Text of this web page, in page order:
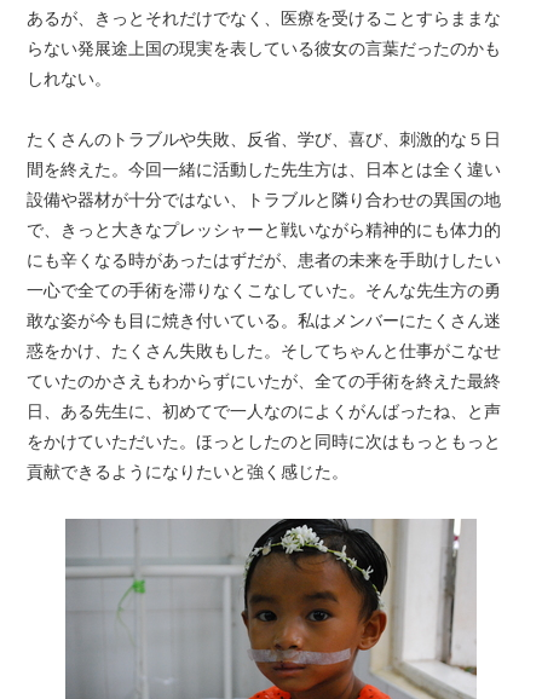
あるが、きっとそれだけでなく、医療を受けることすらままな
らない発展途上国の現実を表している彼女の言葉だったのかも
しれない。
たくさんのトラブルや失敗、反省、学び、喜び、刺激的な５日
間を終えた。今回一緒に活動した先生方は、日本とは全く違い
設備や器材が十分ではない、トラブルと隣り合わせの異国の地
で、きっと大きなプレッシャーと戦いながら精神的にも体力的
にも辛くなる時があったはずだが、患者の未来を手助けしたい
一心で全ての手術を滞りなくこなしていた。そんな先生方の勇
敢な姿が今も目に焼き付いている。私はメンバーにたくさん迷
惑をかけ、たくさん失敗もした。そしてちゃんと仕事がこなせ
ていたのかさえもわからずにいたが、全ての手術を終えた最終
日、ある先生に、初めてで一人なのによくがんばったね、と声
をかけていただいた。ほっとしたのと同時に次はもっともっと
貢献できるようになりたいと強く感じた。